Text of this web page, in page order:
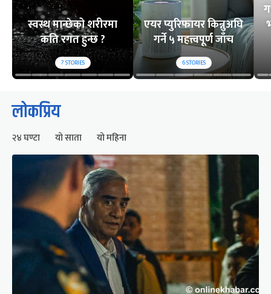
स्वस्थ मान्छेको शरीरमा
कति रगत हुन्छ ?
7STORIES
एयर प्युरिफायर किन्नुअघि
गर्ने ५ महत्त्वपूर्ण जाँच
6STORIES
लोकप्रिय
२४ घण्टा यो साता यो महिना